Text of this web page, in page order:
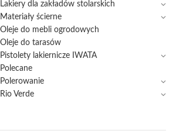
Lakiery dla zakładów stolarskich
Materiały ścierne
Oleje do mebli ogrodowych
Oleje do tarasów
Pistolety lakiernicze IWATA
Polecane
Polerowanie
Rio Verde